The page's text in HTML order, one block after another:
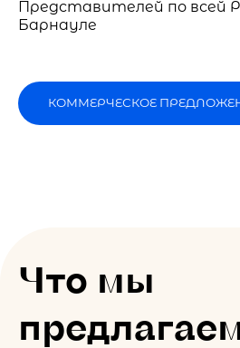
Представителей по всей
Барнауле
КОММЕРЧЕСКОЕ
Что мы